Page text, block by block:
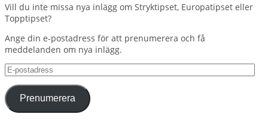
Vill du inte missa nya inlägg om Stryktipset, Europatipset eller
Topptipset?
Ange din e-postadress för att prenumerera och få
meddelanden om nya inlägg.
E-
postadress
Prenumerera